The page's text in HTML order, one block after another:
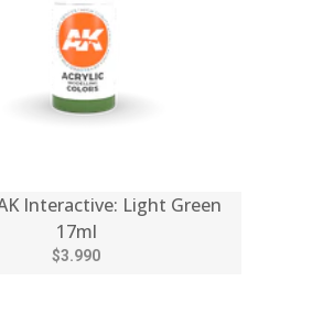
Interactive: Light Green
17ml
$3.990